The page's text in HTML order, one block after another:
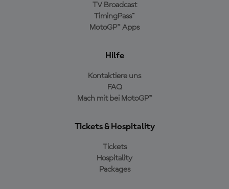
TV Broadcast
TimingPass™
MotoGP™ Apps
Hilfe
Kontaktiere uns
FAQ
Mach mit bei MotoGP™
Tickets & Hospitality
Tickets
Hospitality
Packages